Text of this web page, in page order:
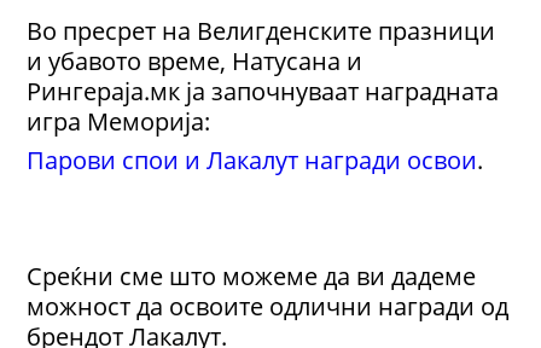
Во пресрет на Велигденските празници
и убавото време, Натусана и
Рингераја.мк ја започнуваат наградната
игра Меморија:
Парови спои и Лакалут награди освои.
Среќни сме што можеме да ви дадеме
можност да освоите одлични награди од
брендот Лакалут.